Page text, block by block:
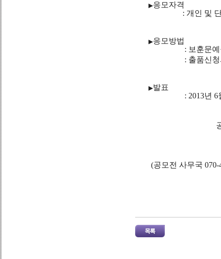
▶응모자격
: 개인 및 단체로
▶응모방법
: 보훈문예물
: 출품신청서는
▶발표
: 2013년 6월 14
공모전에 관
(공모전 사무국 070-